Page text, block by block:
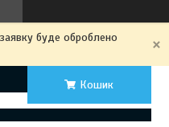
буде оброблено
Кошик